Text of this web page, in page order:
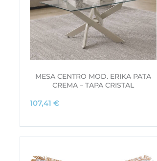
MESA CENTRO MOD. ERIKA PATA
CREMA – TAPA CRISTAL
107,41 €